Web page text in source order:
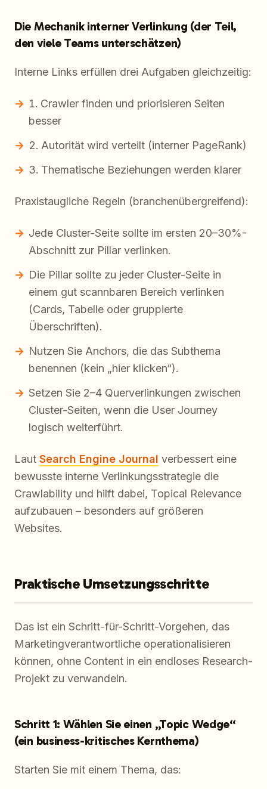
Die Mechanik interner Verlinkung (der Teil,
den viele Teams unterschätzen)
Interne Links erfüllen drei Aufgaben gleichzeitig:
Crawler finden und priorisieren Seiten
besser
Autorität wird verteilt (interner PageRank)
Thematische Beziehungen werden klarer
Praxistaugliche Regeln (branchenübergreifend):
Jede Cluster-Seite sollte im ersten 20–30%-
Abschnitt zur Pillar verlinken.
Die Pillar sollte zu jeder Cluster-Seite in
einem gut scannbaren Bereich verlinken
(Cards, Tabelle oder gruppierte
Überschriften).
Nutzen Sie Anchors, die das Subthema
benennen (kein „hier klicken“).
Setzen Sie 2–4 Querverlinkungen zwischen
Cluster-Seiten, wenn die User Journey
logisch weiterführt.
Laut Search Engine Journal verbessert eine
bewusste interne Verlinkungsstrategie die
Crawlability und hilft dabei, Topical Relevance
aufzubauen – besonders auf größeren
Websites.
Praktische Umsetzungsschritte
Das ist ein Schritt-für-Schritt-Vorgehen, das
Marketingverantwortliche operationalisieren
können, ohne Content in ein endloses Research-
Projekt zu verwandeln.
Schritt 1: Wählen Sie einen „Topic Wedge“
(ein business-kritisches Kernthema)
Starten Sie mit einem Thema, das: